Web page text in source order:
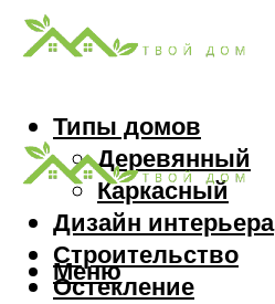
Типы домов
Деревянный
Каркасный
Дизайн интерьера
Строительство
Остекление
Меню